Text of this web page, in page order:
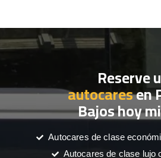
Reserve
autocaresen
Bajos hoy
Autocares de clase
Autocares de clase lujo